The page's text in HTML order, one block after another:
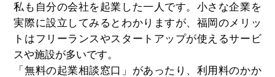
私も自分の会社を起業した一人です。小さな企業を
実際に設立してみるとわかりますが、福岡のメリッ
トはフリーランスやスタートアップが使えるサービ
スや施設が多いです。
「無料の起業相談窓口」があったり、利用料のかか